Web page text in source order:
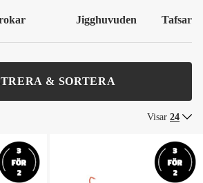
Jigghuvuden Tafsar
& SORTERA
Visar 24